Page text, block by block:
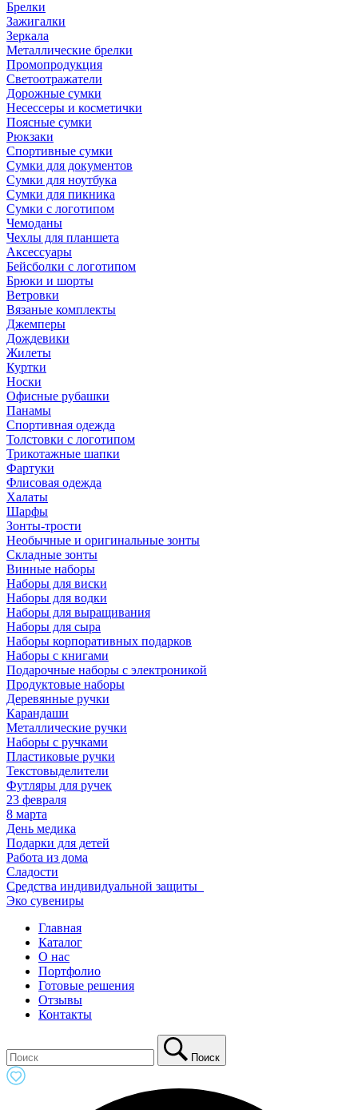
Брелки
Зажигалки
Зеркала
Металлические брелки
Промопродукция
Светоотражатели
Дорожные сумки
Несессеры и косметички
Поясные сумки
Рюкзаки
Спортивные сумки
Сумки для документов
Сумки для ноутбука
Сумки для пикника
Сумки с логотипом
Чемоданы
Чехлы для планшета
Аксессуары
Бейсболки с логотипом
Брюки и шорты
Ветровки
Вязаные комплекты
Джемперы
Дождевики
Жилеты
Куртки
Носки
Офисные рубашки
Панамы
Спортивная одежда
Толстовки с логотипом
Трикотажные шапки
Фартуки
Флисовая одежда
Халаты
Шарфы
Зонты-трости
Необычные и оригинальные зонты
Складные зонты
Винные наборы
Наборы для виски
Наборы для водки
Наборы для выращивания
Наборы для сыра
Наборы корпоративных подарков
Наборы с книгами
Подарочные наборы с электроникой
Продуктовые наборы
Деревянные ручки
Карандаши
Металлические ручки
Наборы с ручками
Пластиковые ручки
Текстовыделители
Футляры для ручек
23 февраля
8 марта
День медика
Подарки для детей
Работа из дома
Сладости
Средства индивидуальной защиты_
Эко сувениры
Главная
Каталог
О нас
Портфолио
Готовые решения
Отзывы
Контакты
Поиск